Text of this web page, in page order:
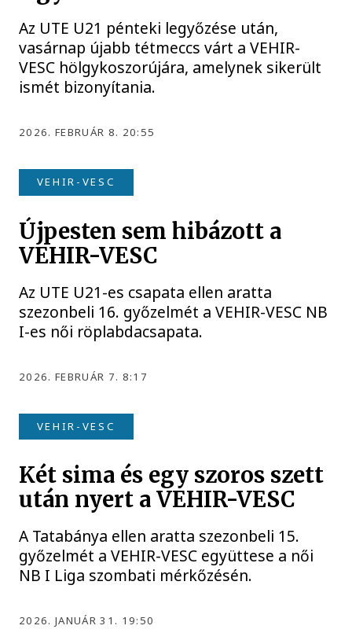
Az UTE U21 pénteki legyőzése után,
vasárnap újabb tétmeccs várt a VEHIR-
VESC hölgykoszorújára, amelynek sikerült
ismét bizonyítania.
2026. FEBRUÁR 8. 20:55
VEHIR-VESC
Újpesten sem hibázott a
VEHIR-VESC
Az UTE U21-es csapata ellen aratta
szezonbeli 16. győzelmét a VEHIR-VESC NB
I-es női röplabdacsapata.
2026. FEBRUÁR 7. 8:17
VEHIR-VESC
Két sima és egy szoros szett
után nyert a VEHIR-VESC
A Tatabánya ellen aratta szezonbeli 15.
győzelmét a VEHIR-VESC együttese a női
NB I Liga szombati mérkőzésén.
2026. JANUÁR 31. 19:50